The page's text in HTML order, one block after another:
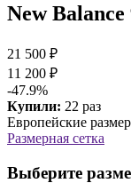
New
21 500 ₽
11 200 ₽
-47.9%
Купили: 22 раз
Европейские
Размерная сетка
Выберите